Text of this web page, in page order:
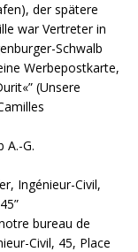
der spätere
war Vertreter in
Schwalb
Werbepostkarte,
(Unsere
A.-G.
Ingénieur-Civil,
bureau de
Civil, 45, Place